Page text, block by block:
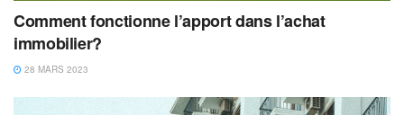
Comment fonctionne l’apport dans l’achat
immobilier?
28 MARS 2023